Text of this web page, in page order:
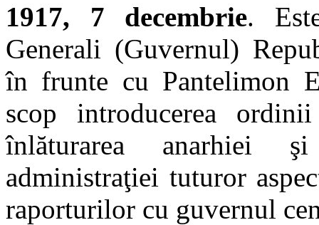
1917, 7 decembrie.
Generali (Guvernul)
în frunte cu Pantelimon
scop introducerea
înlăturarea anarhiei
administraţiei tuturor
raporturilor cu guvernul